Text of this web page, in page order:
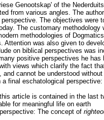
Genootskap' of the
from various angles. The
The objectives were
The customary
methodologies of
Attention was also given to
on biblical perspectives was
positive perspectives he
views which clarify the fact
cannot be understood
final eschatological
article is contained in the last
for meaningful life on earth
The concept of